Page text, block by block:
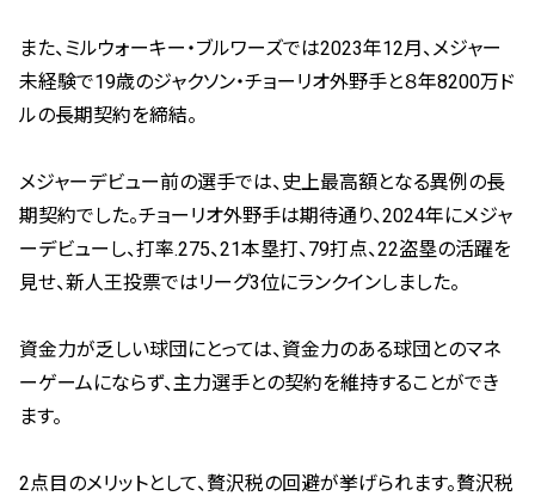
また、ミルウォーキー・ブルワーズでは2023年12月、メジャー
未経験で19歳のジャクソン・チョーリオ外野手と８年8200万ド
ルの長期契約を締結。
メジャーデビュー前の選手では、史上最高額となる異例の長
期契約でした。チョーリオ外野手は期待通り、2024年にメジャ
ーデビューし、打率.275、21本塁打、79打点、22盗塁の活躍を
見せ、新人王投票ではリーグ3位にランクインしました。
資金力が乏しい球団にとっては、資金力のある球団とのマネ
ーゲームにならず、主力選手との契約を維持することができ
ます。
2点目のメリットとして、贅沢税の回避が挙げられます。贅沢税